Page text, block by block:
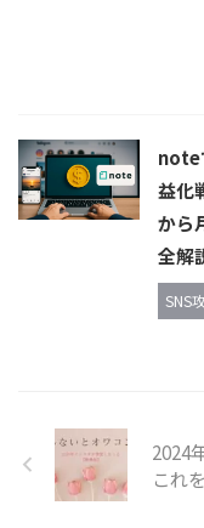
note
益化
から
全解
SNS
2024
これ